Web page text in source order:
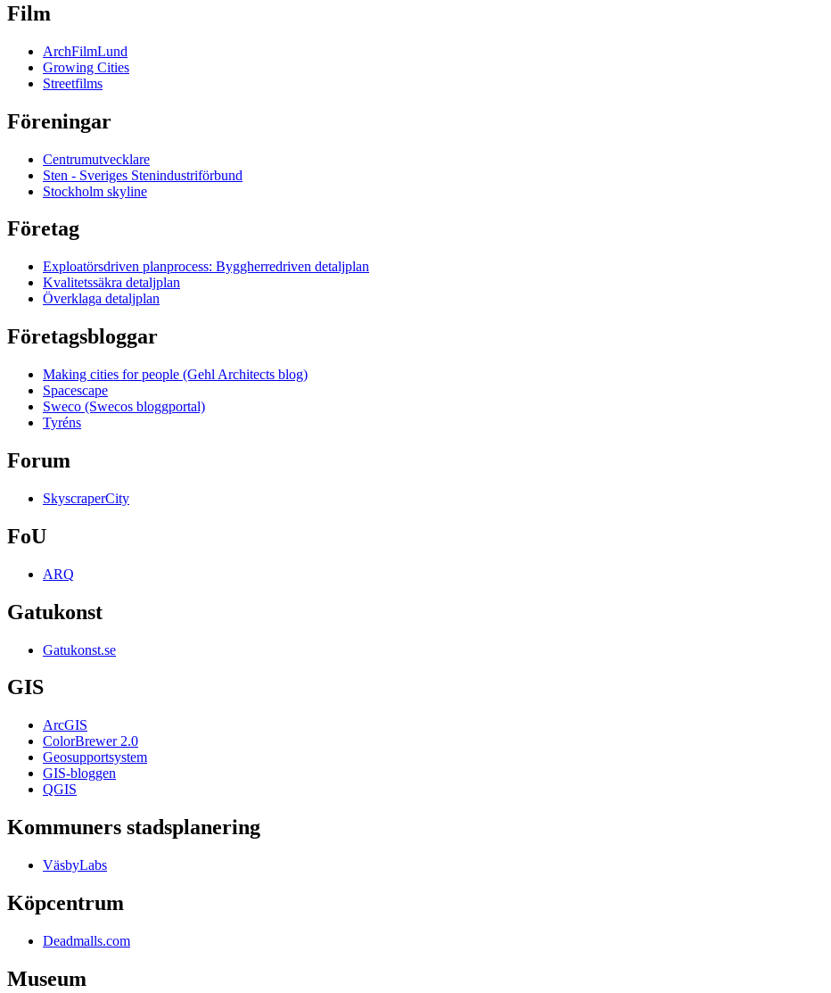
Film
ArchFilmLund
Growing Cities
Streetfilms
Föreningar
Centrumutvecklare
Sten - Sveriges Stenindustriförbund
Stockholm skyline
Företag
Exploatörsdriven planprocess: Byggherredriven detaljplan
Kvalitetssäkra detaljplan
Överklaga detaljplan
Företagsbloggar
Making cities for people (Gehl Architects blog)
Spacescape
Sweco (Swecos bloggportal)
Tyréns
Forum
SkyscraperCity
FoU
ARQ
Gatukonst
Gatukonst.se
GIS
ArcGIS
ColorBrewer 2.0
Geosupportsystem
GIS-bloggen
QGIS
Kommuners stadsplanering
VäsbyLabs
Köpcentrum
Deadmalls.com
Museum